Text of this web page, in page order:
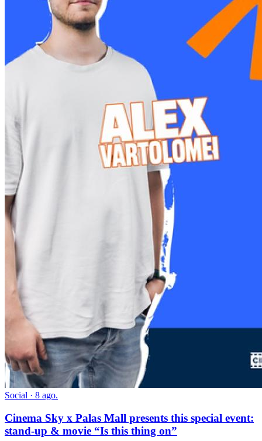
Social · 8 ago.
Cinema Sky x Palas Mall presents this special event:
stand-up & movie “Is this thing on”